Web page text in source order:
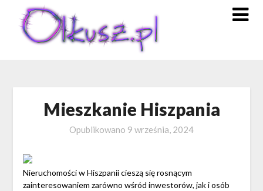
content
Mieszkanie Hiszpania
Opublikowano 9 września, 2024
Nieruchomości w Hiszpanii cieszą się rosnącym
zainteresowaniem zarówno wśród inwestorów, jak i osób